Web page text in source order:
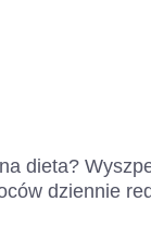
dieta?
dziennie